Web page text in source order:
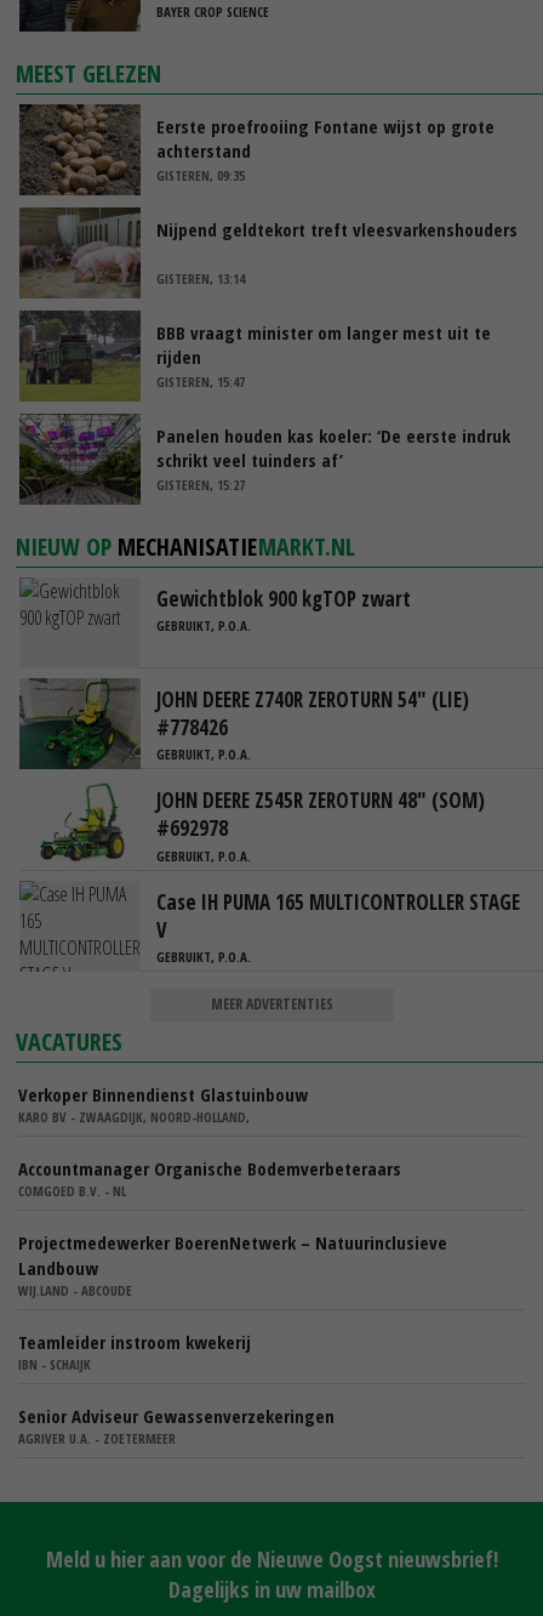
BAYER CROP SCIENCE
MEEST GELEZEN
Eerste proefrooiing Fontane wijst op grote
achterstand
GISTEREN, 09:35
Nijpend geldtekort treft vleesvarkenshouders
GISTEREN, 13:14
BBB vraagt minister om langer mest uit te
rijden
GISTEREN, 15:47
Panelen houden kas koeler: ‘De eerste indruk
schrikt veel tuinders af’
GISTEREN, 15:27
NIEUW OP MECHANISATIEMARKT.NL
Gewichtblok 900 kgTOP zwart
GEBRUIKT, P.O.A.
JOHN DEERE Z740R ZEROTURN 54" (LIE)
#778426
GEBRUIKT, P.O.A.
JOHN DEERE Z545R ZEROTURN 48" (SOM)
#692978
GEBRUIKT, P.O.A.
Case IH PUMA 165 MULTICONTROLLER STAGE
V
GEBRUIKT, P.O.A.
MEER ADVERTENTIES
VACATURES
Verkoper Binnendienst Glastuinbouw
KARO BV - ZWAAGDIJK, NOORD-HOLLAND,
Accountmanager Organische Bodemverbeteraars
COMGOED B.V. - NL
Projectmedewerker BoerenNetwerk – Natuurinclusieve
Landbouw
WIJ.LAND - ABCOUDE
Teamleider instroom kwekerij
IBN - SCHAIJK
Senior Adviseur Gewassenverzekeringen
AGRIVER U.A. - ZOETERMEER
Meld u hier aan voor de Nieuwe Oogst nieuwsbrief!
Dagelijks in uw mailbox